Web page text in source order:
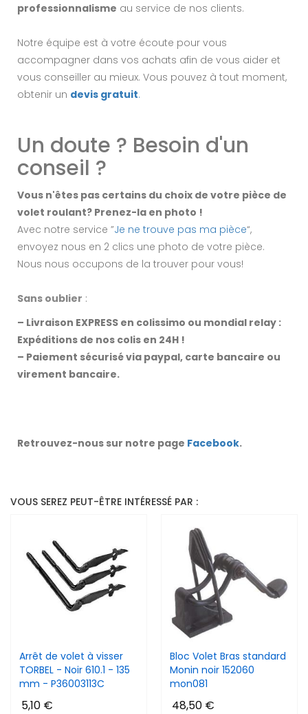
professionnalisme au service de nos clients.
Notre équipe est à votre écoute pour vous
accompagner dans vos achats afin de vous aider et
vous conseiller au mieux. Vous pouvez à tout moment,
obtenir un devis gratuit.
Un doute ? Besoin d'un
conseil ?
Vous n'êtes pas certains du choix de votre pièce de
volet roulant? Prenez-la en photo !
Avec notre service ”Je ne trouve pas ma pièce“,
envoyez nous en 2 clics une photo de votre pièce.
Nous nous occupons de la trouver pour vous!
Sans oublier :
– Livraison EXPRESS en colissimo ou mondial relay :
Expéditions de nos colis en 24H !
– Paiement sécurisé via paypal, carte bancaire ou
virement bancaire.
Retrouvez-nous sur notre page Facebook.
VOUS SEREZ PEUT-ÊTRE INTÉRESSÉ PAR :
Arrêt de volet à visser
TORBEL - Noir 610.1 - 135
mm - P36003113C
5,10 €
Bloc Volet Bras standard
Monin noir 152060
mon081
48,50 €